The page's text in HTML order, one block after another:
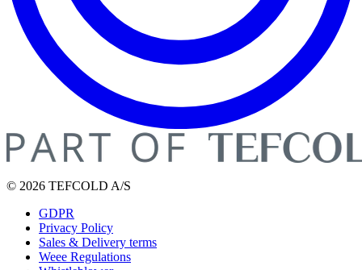
© 2026 TEFCOLD A/S
GDPR
Privacy Policy
Sales & Delivery terms
Weee Regulations